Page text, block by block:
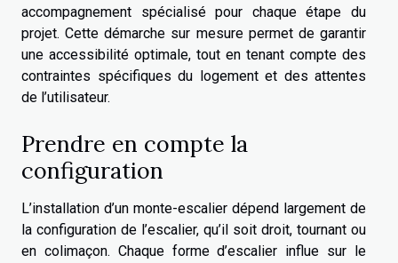
accompagnement spécialisé pour chaque étape du
projet. Cette démarche sur mesure permet de garantir
une accessibilité optimale, tout en tenant compte des
contraintes spécifiques du logement et des attentes
de l’utilisateur.
Prendre en compte la
configuration
L’installation d’un monte-escalier dépend largement de
la configuration de l’escalier, qu’il soit droit, tournant ou
en colimaçon. Chaque forme d’escalier influe sur le